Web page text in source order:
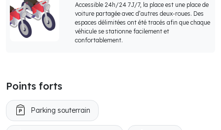
Accessible 24h/24 7J/7, la place est une place de
voiture partagée avec d’autres deux-roues. Des
espaces délimitées ont été tracés afin que chaque
véhicule se stationne facilement et
confortablement.
Points forts
Parking souterrain